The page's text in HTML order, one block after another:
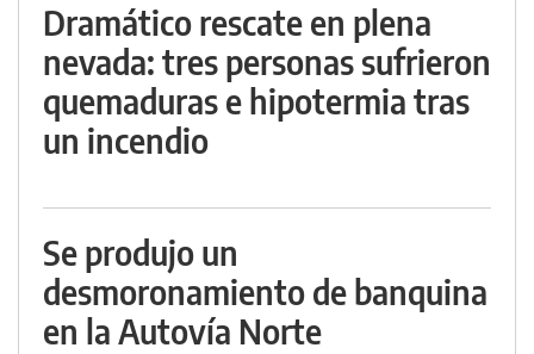
Dramático rescate en plena
nevada: tres personas sufrieron
quemaduras e hipotermia tras
un incendio
Se produjo un
desmoronamiento de banquina
en la Autovía Norte